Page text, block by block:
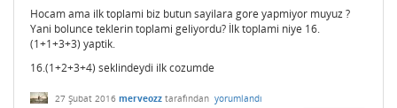
Hocam ama ilk toplami biz butun sayilara gore yapmiyor muyuz ?
Yani bolunce teklerin toplami geliyordu? İlk toplami niye 16.
(1+1+3+3) yaptik.
16.(1+2+3+4) seklindeydi ilk cozumde
27 Şubat 2016 merveozz tarafından yorumlandı